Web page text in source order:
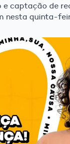
e captação de
nesta quinta-